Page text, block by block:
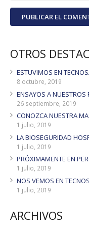
PUBLICAR EL
OTROS
ESTUVIMOS EN
8 octubre, 2019
ENSAYOS A NUESTROS
26 septiembre, 2019
CONOZCA NUESTRA
1 julio, 2019
LA BIOSEGURIDAD
1 julio, 2019
PRÓXIMAMENTE EN
1 julio, 2019
NOS VEMOS EN
1 julio, 2019
ARCHIVOS